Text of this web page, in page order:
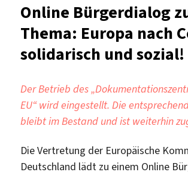
Online Bürgerdialog
Thema: Europa nach
solidarisch und sozial!
Der Betrieb des
EU“ wird eingestellt. Die
bleibt im Bestand und ist weiterhin
Die Vertretung der Europäische
Deutschland lädt zu einem Online